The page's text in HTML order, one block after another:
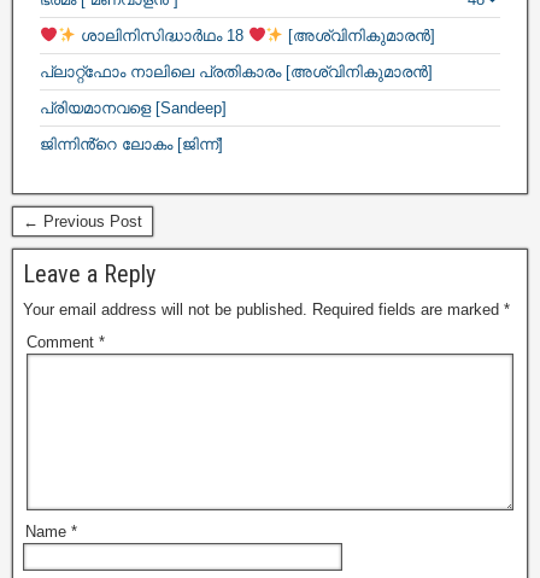
ശാലിനിസിദ്ധാർഥം 18
[അശ്വിനികുമാരൻ]
പ്ലാറ്റ്ഫോം നാലിലെ പ്രതികാരം [അശ്വിനികുമാരൻ]
പ്രിയമാനവളെ [Sandeep]
ജിന്നിൻ്റെ ലോകം [ജിന്ന്]
← Previous Post
Leave a Reply
Your email address will not be published. Required fields are marked *
Comment *
Name *